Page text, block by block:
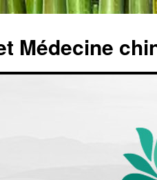
Médecine